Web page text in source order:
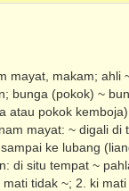
mayat, makam; ahli
bunga (pokok) ~
atau pokok
mayat: ~ digali di
ke lubang
di situ tempat ~
tidak ~; 2. ki